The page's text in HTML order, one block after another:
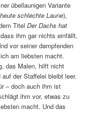
übellaunigen Variante
schlechte Laune),
TitelDer Dachs hat
ihm gar nichts einfällt,
vor seiner dampfenden
am liebsten macht.
das Malen, hilft nicht
der Staffelei bleibt leer.
– doch auch ihm ist
ihm vor, etwas zu
macht. Und das